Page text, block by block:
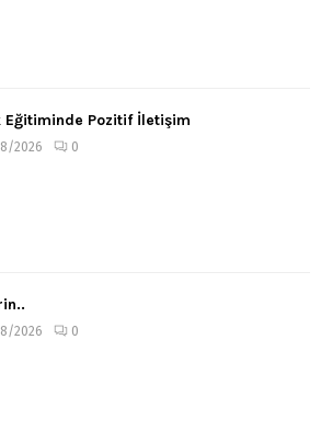
Eğitiminde Pozitif İletişim
2026 0
2026 0